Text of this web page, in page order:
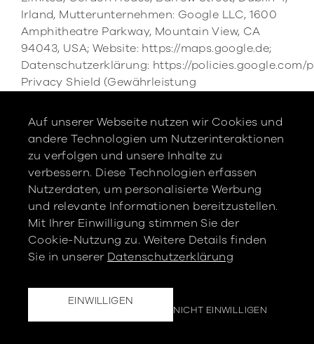
Irland, Mutterunternehmen: Google LLC, 1600
Amphitheatre Parkway, Mountain View, CA
94043, USA; Website: https://maps.google.de;
Datenschutzerklärung: https://policies.google.com/
Privacy Shield (Gewährleistung
in den
USA): https://www.privacyshield.gov/participant?
id=a2zt0000000TRkEAAW&status=Active;
Widerspruchsmöglichkeit (Opt-Out): Opt-Out-
Plugin: https://tools.google.com/dlpage/gaoptout?
hl=de, Einstellungen für die Darstellung von
Werbeeinblendungen: https://
5. Soziale Medien
Auf dieser Website sind Plugins des sozialen
Netzwerks Facebook integriert. Anbieter dieses
Auf unserer Webseite nutzen wir Cookies und
andere Technologien um Nutzerinteraktionen
zu verfolgen und unsere Inhalte zu
verbessern. Diese Technologien erfassen
Nutzerdaten, um personalisierte Werbung
und relevante Informationen bereitzustellen.
Mit Ihrer Einwilligung stimmen Sie der
Cookie-Nutzung zu. Weitere Details finden
Sie in unserer Datenschutzerklärung
NICHT EINWILLIGEN
EINWILLIGEN